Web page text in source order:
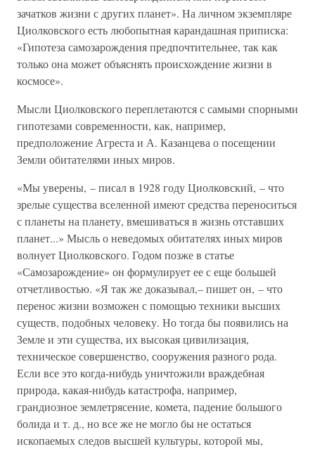
зачатков жизни с других планет». На личном экземпляре
Циолковского есть любопытная карандашная приписка:
«Гипотеза самозарождения предпочтительнее, так как
только она может объяснять происхождение жизни в
космосе».
Мысли Циолковского переплетаются с самыми спорными
гипотезами современности, как, например,
предположение Агреста и А. Казанцева о посещении
Земли обитателями иных миров.
«Мы уверены, – писал в 1928 году Циолковский, – что
зрелые существа вселенной имеют средства переноситься
с планеты на планету, вмешиваться в жизнь отставших
планет...» Мысль о неведомых обитателях иных миров
волнует Циолковского. Годом позже в статье
«Самозарождение» он формулирует ее с еще большей
отчетливостью. «Я так же доказывал,– пишет он, – что
перенос жизни возможен с помощью техники высших
существ, подобных человеку. Но тогда бы появились на
Земле и эти существа, их высокая цивилизация,
техническое совершенство, сооружения разного рода.
Если все это когда-нибудь уничтожили враждебная
природа, какая-нибудь катастрофа, например,
грандиозное землетрясение, комета, падение большого
болида и т. д., но все же не могло бы не остаться
ископаемых следов высшей культуры, которой мы,